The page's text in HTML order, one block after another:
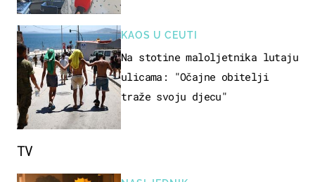
KAOS U CEUTI
Na stotine maloljetnika lutaju
ulicama: "Očajne obitelji
traže svoju djecu"
TV